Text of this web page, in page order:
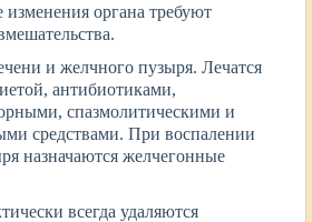
изменения органа требуют
и желчного пузыря. Лечатся
антибиотиками,
спазмолитическими и
средствами. При воспалении
назначаются желчегонные
всегда удаляются